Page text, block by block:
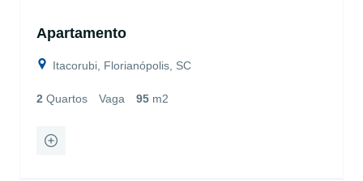
Apartamento
Itacorubi, Florianópolis, SC
2 Quartos Vaga 95 m2